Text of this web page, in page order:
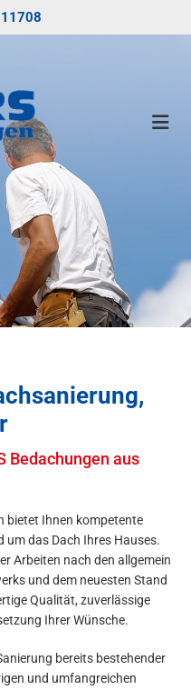
Bedachungen aus
bietet Ihnen kompetente
das Dach Ihres Hauses.
Arbeiten nach den allgemein
und dem neuesten Stand
Qualität, zuverlässige
Ihrer Wünsche.
bereits bestehender
und umfangreichen